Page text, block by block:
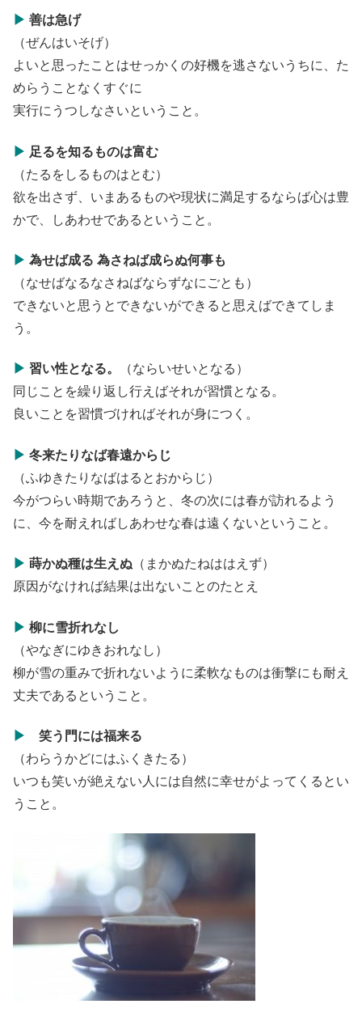
▶ 善は急げ
（ぜんはいそげ）
よいと思ったことはせっかくの好機を逃さないうちに、た
めらうことなくすぐに
実行にうつしなさいということ。
▶ 足るを知るものは富む
（たるをしるものはとむ）
欲を出さず、いまあるものや現状に満足するならば心は豊
かで、しあわせであるということ。
▶ 為せば成る 為さねば成らぬ何事も
（なせばなるなさねばならずなにごとも）
できないと思うとできないができると思えばできてしま
う。
▶ 習い性となる。
（ならいせいとなる）
同じことを繰り返し行えばそれが習慣となる。
良いことを習慣づければそれが身につく。
▶ 冬来たりなば春遠からじ
（ふゆきたりなばはるとおからじ）
今がつらい時期であろうと、冬の次には春が訪れるよう
に、今を耐えればしあわせな春は遠くないということ。
▶ 蒔かぬ種は生えぬ （まかぬたねははえず）
原因がなければ結果は出ないことのたとえ
▶ 柳に雪折れなし
（やなぎにゆきおれなし）
柳が雪の重みで折れないように柔軟なものは衝撃にも耐え
丈夫であるということ。
▶ 笑う門には福来る
（わらうかどにはふくきたる）
いつも笑いが絶えない人には自然に幸せがよってくるとい
うこと。